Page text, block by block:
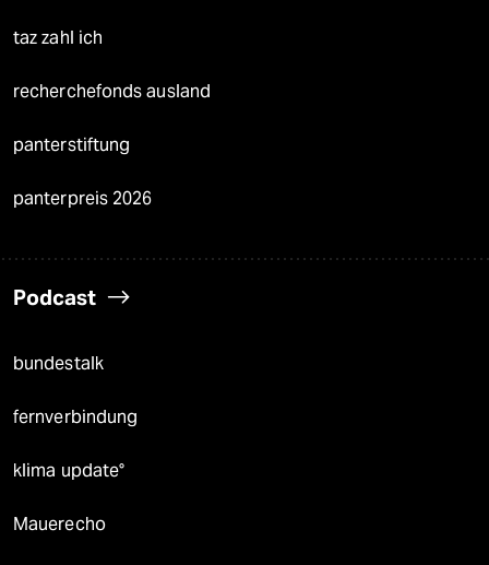
taz zahl ich
recherchefonds ausland
panterstiftung
panterpreis 2026
Podcast
bundestalk
fernverbindung
klima update°
Mauerecho